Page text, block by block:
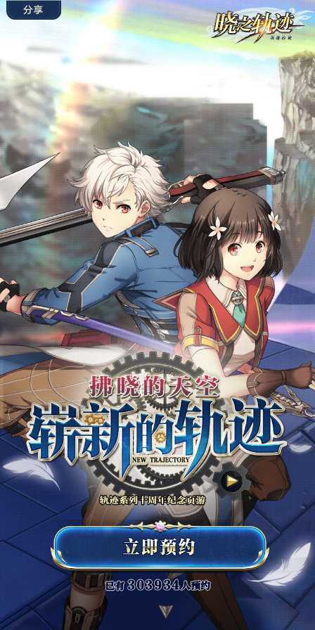
已有303934人预约